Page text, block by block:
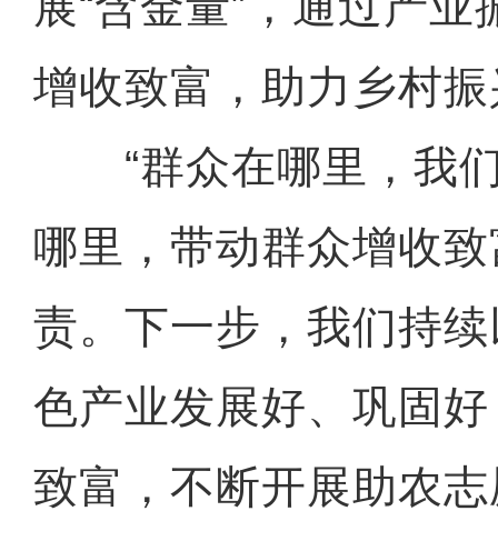
增收致富，助力乡村
“群众在哪里，我们
哪里，带动群众增收
责。下一步，我们持
色产业发展好、巩固
致富，不断开展助农